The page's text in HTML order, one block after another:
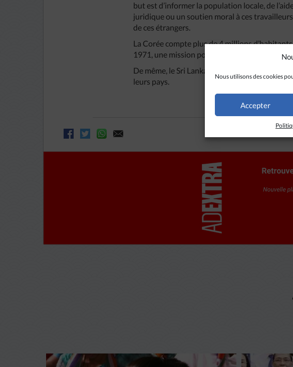
Nous utilisons des cookies
Accepter
but est d’informer la population locale, de
juridique ou un soutien moral à ces travailleurs
de ces étrangers.
La Corée compte plus de 4 millions
1971, une mission pour les Coréens émigrés.
De même, le Sri Lanka et les Philippines
leurs pays.